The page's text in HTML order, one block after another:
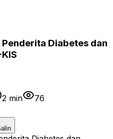
Diabetes dan
2 min
76